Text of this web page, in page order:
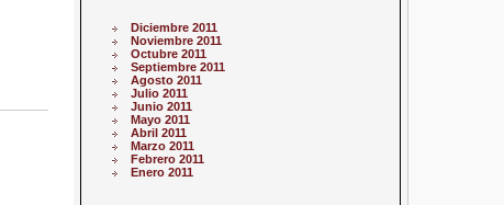
Diciembre 2011
Noviembre 2011
Octubre 2011
Septiembre 2011
Agosto 2011
Julio 2011
Junio 2011
Mayo 2011
Abril 2011
Marzo 2011
Febrero 2011
Enero 2011